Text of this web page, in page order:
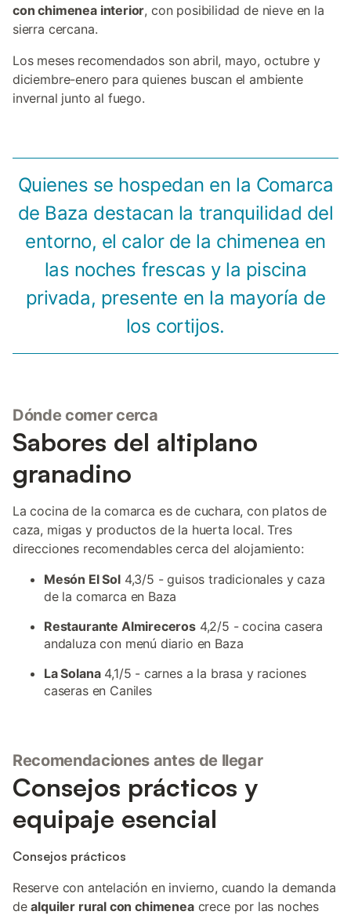
con chimenea interior, con posibilidad de nieve en la
sierra cercana.
Los meses recomendados son abril, mayo, octubre y
diciembre-enero para quienes buscan el ambiente
invernal junto al fuego.
Quienes se hospedan en la Comarca
de Baza destacan la tranquilidad del
entorno, el calor de la chimenea en
las noches frescas y la piscina
privada, presente en la mayoría de
los cortijos.
Dónde comer cerca
Sabores del altiplano
granadino
La cocina de la comarca es de cuchara, con platos de
caza, migas y productos de la huerta local. Tres
direcciones recomendables cerca del alojamiento:
Mesón El Sol4,3/5 - guisos tradicionales y caza
de la comarca en Baza
Restaurante Almireceros4,2/5 - cocina casera
andaluza con menú diario en Baza
La Solana4,1/5 - carnes a la brasa y raciones
caseras en Caniles
Recomendaciones antes de llegar
Consejos prácticos y
equipaje esencial
Consejos prácticos
Reserve con antelación en invierno, cuando la demanda
dealquiler rural con chimeneacrece por las noches